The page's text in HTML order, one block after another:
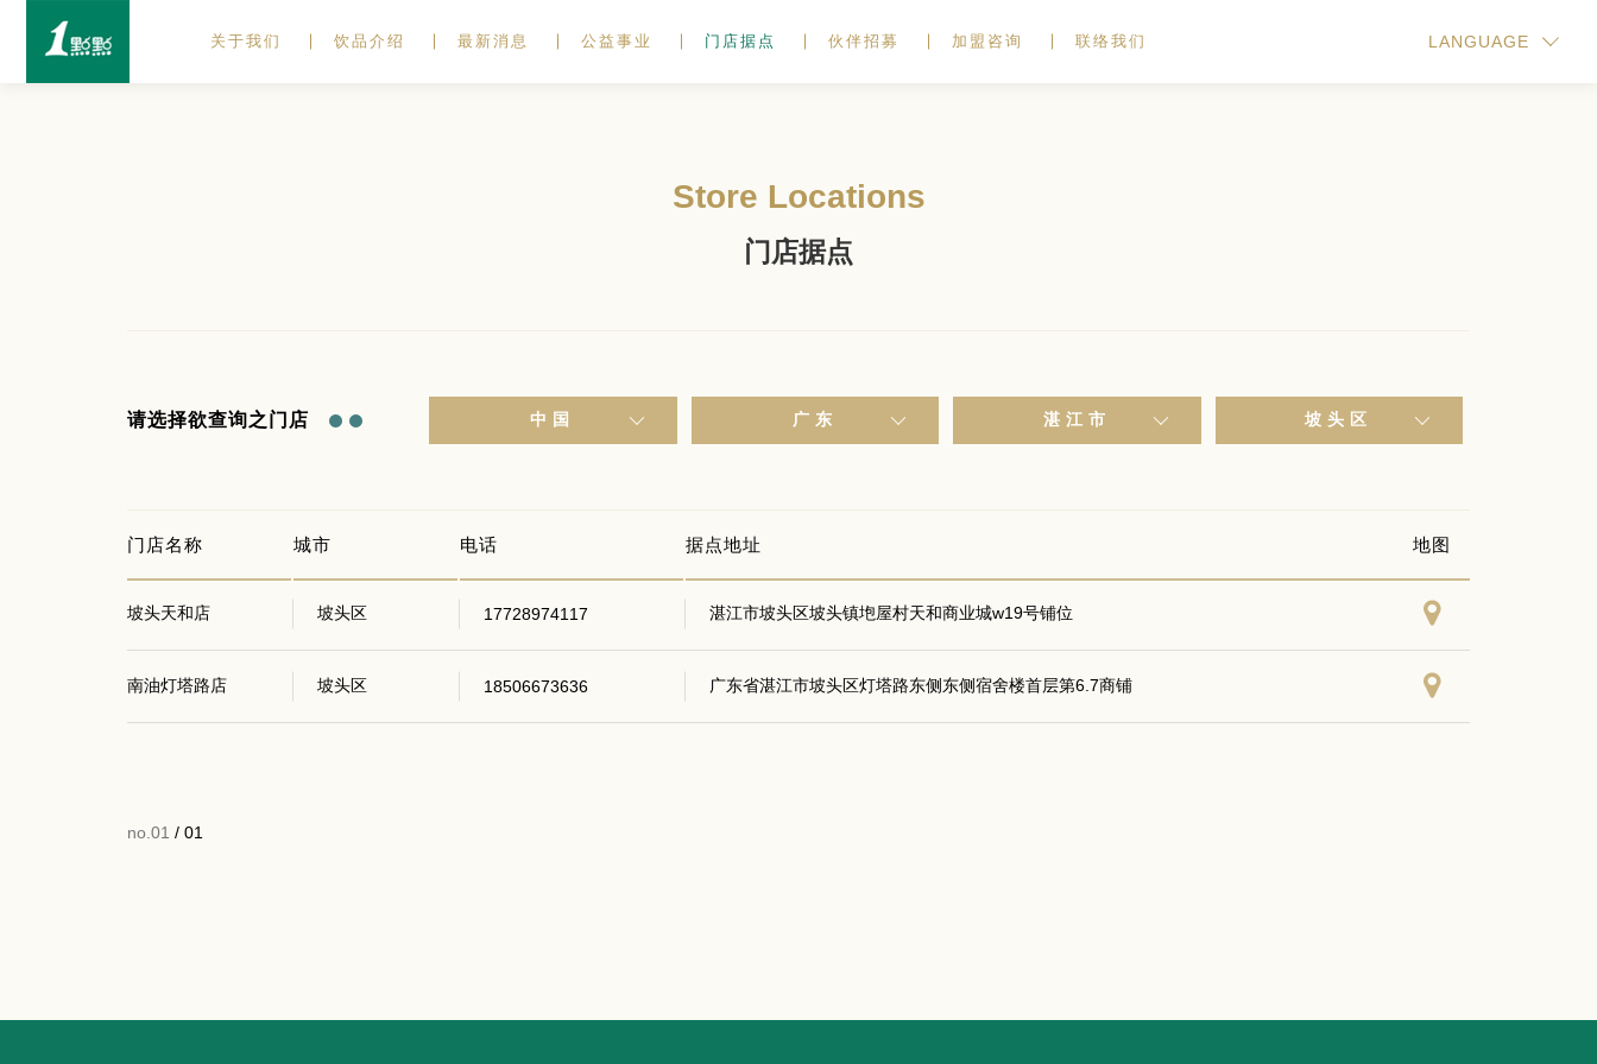
关于我们 饮品介绍 最新消息 公益事业 门店据点 伙伴招募 加盟咨询 联络我们 LANGUAGE
Store Locations
门店据点
请选择欲查询之门店 中国 广东 湛江市 坡头区
门店名称 城市 电话 据点地址 地图
坡头天和店 坡头区 17728974117 湛江市坡头区坡头镇垉屋村天和商业城w19号铺位
南油灯塔路店 坡头区 18506673636 广东省湛江市坡头区灯塔路东侧东侧宿舍楼首层第6.7商铺
no.01 / 01